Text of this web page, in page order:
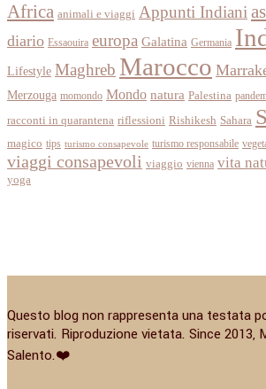
Africa animali e viaggi Appunti Indiani
diario Essaouira europa Galatina Germania
Lifestyle Maghreb Marocco
Merzouga momondo Mondo natura Palestina
racconti in quarantena riflessioni Rishikesh Sahara
magico tips turismo consapevole turismo responsabile
viaggi consapevoli viaggio vienna vita
yoga
Questo blog non rappresenta una testata
riservati. Riproduzione vietata. Since 2013,
Salento.❤️